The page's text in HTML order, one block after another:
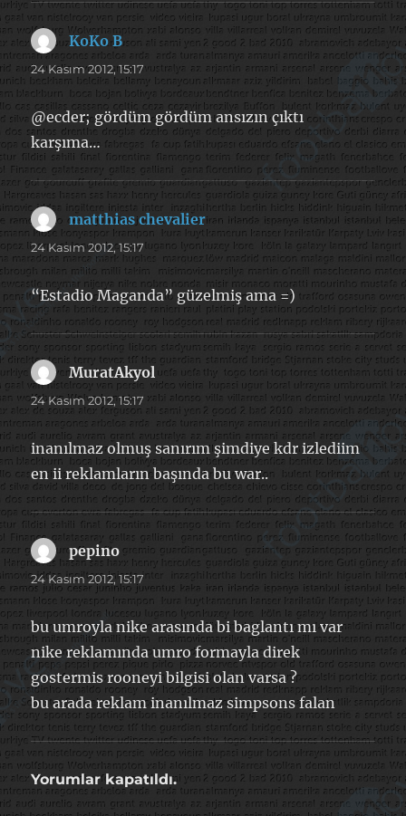
KoKo Bdedi
ki:
24 Kasım 2012, 15:17
@ecder; gördüm gördüm ansızın çıktı
karşıma…
matthias chevalierdedi
ki:
24 Kasım 2012, 15:17
“Estadio Maganda” güzelmiş ama =)
MuratAkyol dedi
ki:
24 Kasım 2012, 15:17
inanılmaz olmuş sanırım şimdiye kdr izlediim
en ii reklamların başında bu war..
pepino dedi
ki:
24 Kasım 2012, 15:17
bu umroyla nike arasında bi baglantı mı var
nike reklamında umro formayla direk
gostermis rooneyi bilgisi olan varsa ?
bu arada reklam inanılmaz simpsons falan
Yorumlar kapatıldı.